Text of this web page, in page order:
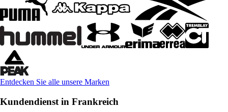
Entdecken Sie alle unsere Marken
Kundendienst in Frankreich